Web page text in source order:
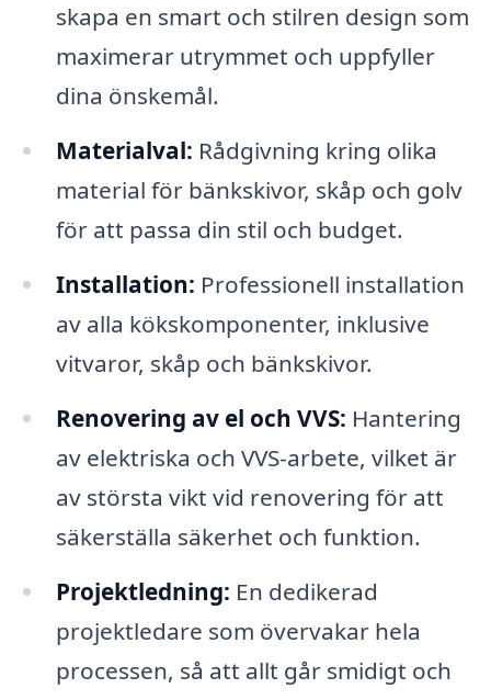
skapa en smart och stilren design som
maximerar utrymmet och uppfyller
dina önskemål.
Materialval: Rådgivning kring olika
material för bänkskivor, skåp och golv
för att passa din stil och budget.
Installation: Professionell installation
av alla kökskomponenter, inklusive
vitvaror, skåp och bänkskivor.
Renovering av el och VVS: Hantering
av elektriska och VVS-arbete, vilket är
av största vikt vid renovering för att
säkerställa säkerhet och funktion.
Projektledning: En dedikerad
projektledare som övervakar hela
processen, så att allt går smidigt och